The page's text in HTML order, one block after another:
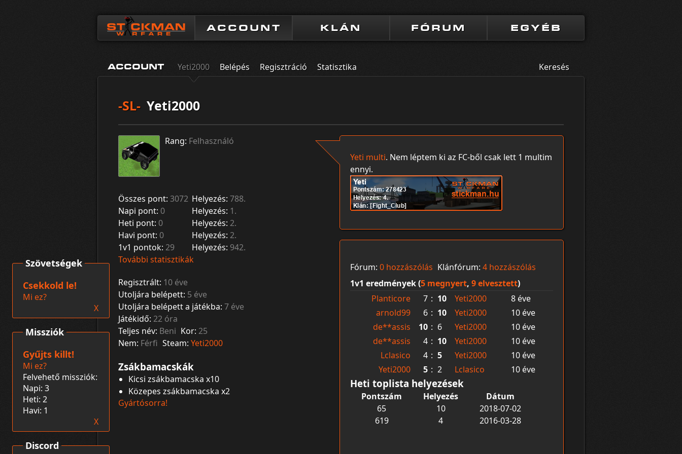
ACCOUNT KLÁN FÓRUM EGYÉB
ACCOUNT Yeti2000 Belépés Regisztráció Statisztika Keresés
-SL- Yeti2000
Rang: Felhasználó
Összes pont: 3072 Helyezés: 788.
Napi pont: 0 Helyezés: 1.
Heti pont: 0 Helyezés: 2.
Havi pont: 0 Helyezés: 2.
1v1 pontok: 29 Helyezés: 942.
További statisztikák
Regisztrált: 10 éve
Utoljára belépett: 5 éve
Utoljára belépett a játékba: 7 éve
Játékidő: 22 óra
Teljes név: Beni Kor: 25
Nem: Férfi Steam: Yeti2000
Zsákbamacskák
Kicsi zsákbamacska x10
Közepes zsákbamacska x2
Gyártósorra!
Yeti multi. Nem léptem ki az FC-ből csak lett 1 multim
ennyi.
Fórum: 0 hozzászólás Klánfórum: 4 hozzászólás
1v1 eredmények (5 megnyert, 9 elvesztett)
Planticore
7 : 10 Yeti2000
8 éve
arnold99
6 : 10 Yeti2000
10 éve
de**assis
10 : 6 Yeti2000
10 éve
de**assis
4 : 10 Yeti2000
10 éve
Lclasico
4 : 5 Yeti2000
10 éve
Yeti2000
5 : 2 Lclasico 10 éve
Heti toplista helyezések
Pontszám Helyezés
Dátum
65
10
2018-07-02
619
4 2016-03-28
Discord
Missziók
Gyűjts killt!
Mi ez?
Felvehető missziók:
Napi: 3
Heti: 2
Havi: 1
X
Szövetségek
Csekkold le!
Mi ez?
X